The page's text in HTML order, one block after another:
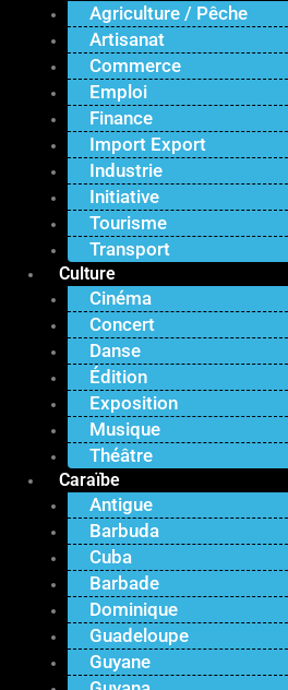
Agriculture / Pêche
Artisanat
Commerce
Emploi
Finance
Import Export
Industrie
Initiative
Tourisme
Transport
Culture
Cinéma
Concert
Danse
Édition
Exposition
Musique
Théâtre
Caraïbe
Antigue
Barbuda
Cuba
Barbade
Dominique
Guadeloupe
Guyane